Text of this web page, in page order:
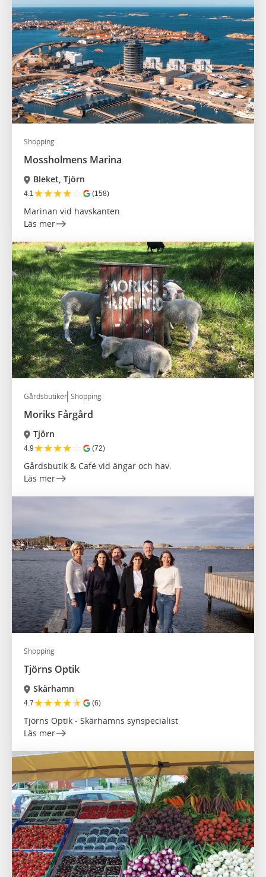
Shopping
Mossholmens Marina
Bleket, Tjörn
4.1★★★★☆ (158)
Marinan vid havskanten
Läs mer
Gårdsbutiker Shopping
Moriks Fårgård
Tjörn
4.9★★★★☆ (72)
Gårdsbutik & Café vid ängar och hav.
Läs mer
Shopping
Tjörns Optik
Skärhamn
4.7★★★★★ (6)
Tjörns Optik - Skärhamns synspecialist
Läs mer